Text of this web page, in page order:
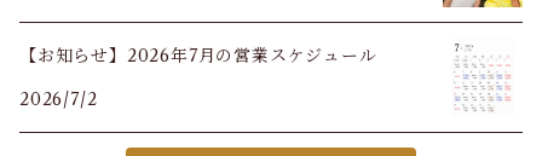
【お知らせ】2026年7月の営業スケジュール
2026/7/2